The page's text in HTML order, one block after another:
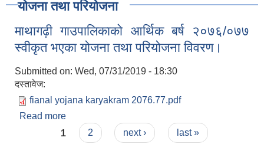
योजना तथा परियोजना
माथागढ़ी गाउपालिकाको आर्थिक बर्ष २०७६/०७७
स्वीकृत भएका योजना तथा परियोजना विवरण।
Submitted on: Wed, 07/31/2019 - 18:30
दस्तावेज:
fianal yojana karyakram 2076.77.pdf
Read more
स्वीकृत भएका योजना तथा परियोजना विवरण।
Pages
1 2 next › last »